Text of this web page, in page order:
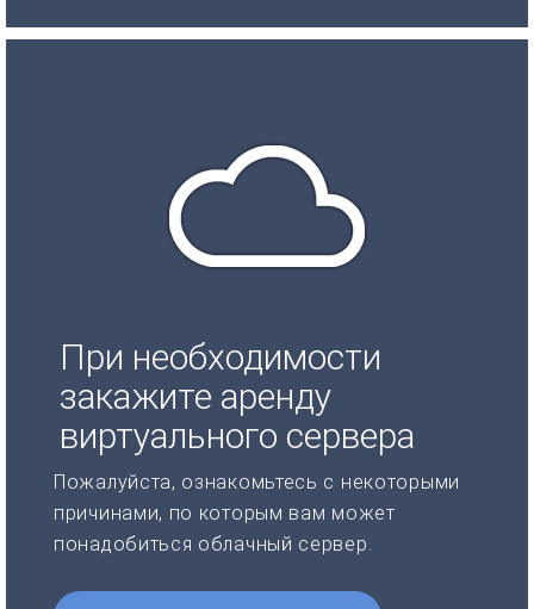
При необходимости
закажите аренду
виртуального сервера
Пожалуйста, ознакомьтесь с некоторыми
причинами, по которым вам может
понадобиться облачный сервер.